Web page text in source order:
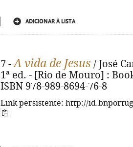
ADICIONAR À LISTA
7 -A vida de Jesus / José
1ª ed. - [Rio de Mouro] :
ISBN 978-989-8694-76-8
Link persistente: http://